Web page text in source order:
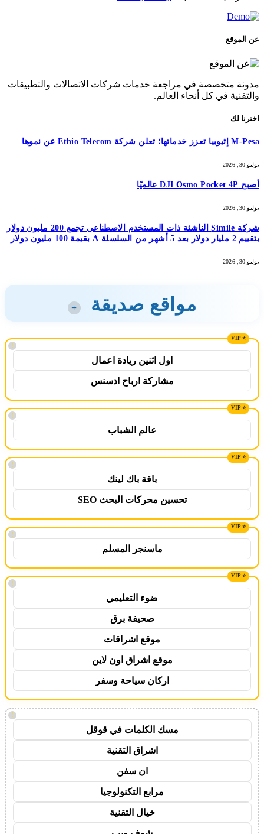
عن الموقع
مدونة متخصصة في مراجعة خدمات شركات الاتصالات والتطبيقات
والتقنية في كل أنحاء العالم.
اخترنا لك
M-Pesa إثيوبيا تعزز خدماتها؛ تعلن شركة Ethio Telecom عن نموها
يوليو 30, 2026
أصبح DJI Osmo Pocket 4P عالميًا
يوليو 30, 2026
شركة Simile الناشئة ذات المستخدم الاصطناعي تجمع 200 مليون دولار
بتقييم 2 مليار دولار بعد 5 أشهر من السلسلة A بقيمة 100 مليون دولار
يوليو 30, 2026
مواقع صديقة +
!
اول اثنين ريادة اعمال
مشاركة ارباح ادسنس
!
عالم الشباب
!
باقة باك لينك
تحسين محركات البحث SEO
!
ماسنجر المسلم
!
ضوء التعليمي
صحيفة برق
موقع اشراقات
موقع اشراق اون لاين
اركان سياحة وسفر
!
مسك الكلمات في قوقل
اشراق التقنية
ان سفن
مرابع التكنولوجيا
خيال التقنية